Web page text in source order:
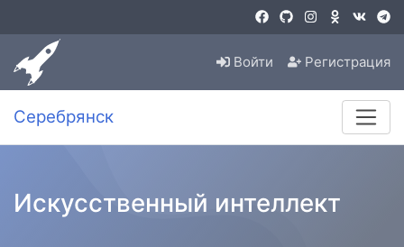
Войти Регистрация
Серебрянск
Искусственный интеллект